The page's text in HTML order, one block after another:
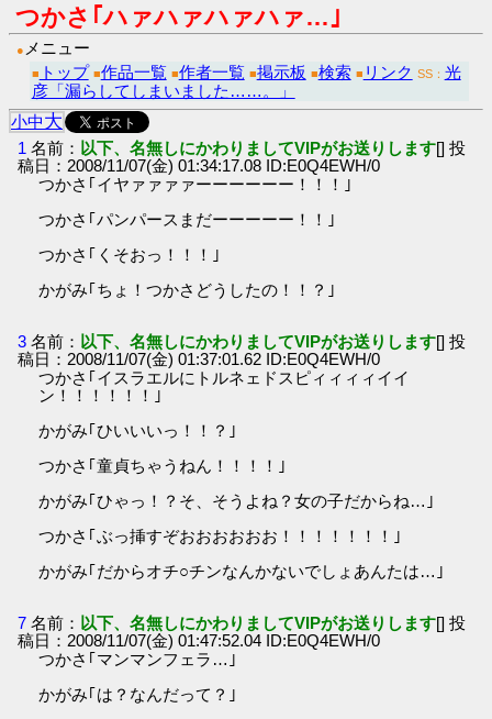
つかさ｢ハァハァハァハァ…｣
● メニュー
■ トップ ■作品一覧 ■作者一覧 ■掲示板 ■検索 ■ リンク SS： 光
彦「漏らしてしまいました……。」
小中大
1 名前： 以下、名無しにかわりましてVIPがお送りします[] 投
稿日：2008/11/07(金) 01:34:17.08 ID:E0Q4EWH/0
つかさ｢イヤァァァァーーーーーー！！！｣
つかさ｢パンパースまだーーーーー！！｣
つかさ｢くそおっ！！！｣
かがみ｢ちょ！つかさどうしたの！！？｣
3 名前： 以下、名無しにかわりましてVIPがお送りします[] 投
稿日：2008/11/07(金) 01:37:01.62 ID:E0Q4EWH/0
つかさ｢イスラエルにトルネェドスピィィィィイイ
ン！！！！！！｣
かがみ｢ひいいいっ！！？｣
つかさ｢童貞ちゃうねん！！！！｣
かがみ｢ひゃっ！？そ、そうよね？女の子だからね…｣
つかさ｢ぶっ挿すぞおおおおおお！！！！！！！｣
かがみ｢だからオチ○チンなんかないでしょあんたは…｣
7 名前： 以下、名無しにかわりましてVIPがお送りします[] 投
稿日：2008/11/07(金) 01:47:52.04 ID:E0Q4EWH/0
つかさ｢マンマンフェラ…｣
かがみ｢は？なんだって？｣